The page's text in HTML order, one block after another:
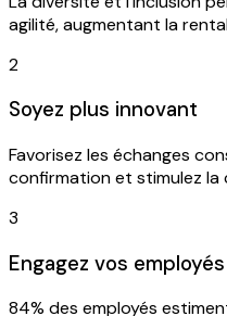
agilité, augmentant la
2
Soyez plus innovant
Favorisez les échanges
confirmation et stimulez la
3
Engagez vos
84% des employés